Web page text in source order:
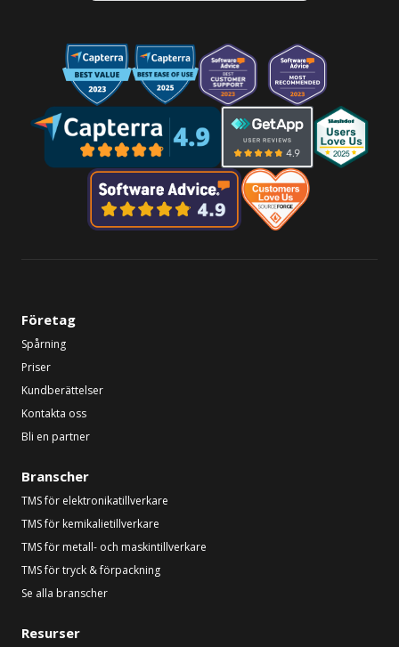
Företag
Spårning
Priser
Kundberättelser
Kontakta oss
Bli en partner
Branscher
TMS för elektronikatillverkare
TMS för kemikalietillverkare
TMS för metall- och maskintillverkare
TMS för tryck & förpackning
Se alla branscher
Resurser